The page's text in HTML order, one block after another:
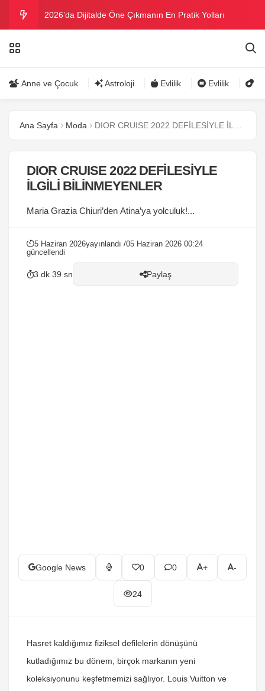
2026’da Dijitalde Öne Çıkmanın En Pratik Yolları
Danla Bilic ile Reynmen Miami’de tatilde
Anne ve Çocuk Astroloji Evlilik Evlilik
Ana Sayfa Moda
DIOR CRUISE 2022 DEFİLESİYLE
İLGİLİ BİLİNMEYENLER
Maria Grazia Chiuri’den Atina’ya yolculuk!...
5 Haziran 2026yayınlandı /05 Haziran 2026 00:24
güncellendi
3 dk 39 sn Paylaş
Google News 0 0 + -
24
Hasret kaldığımız fiziksel defilelerin dönüşünü
kutladığımız bu dönem, birçok markanın yeni
koleksiyonunu keşfetmemizi sağlıyor. Louis Vuitton ve